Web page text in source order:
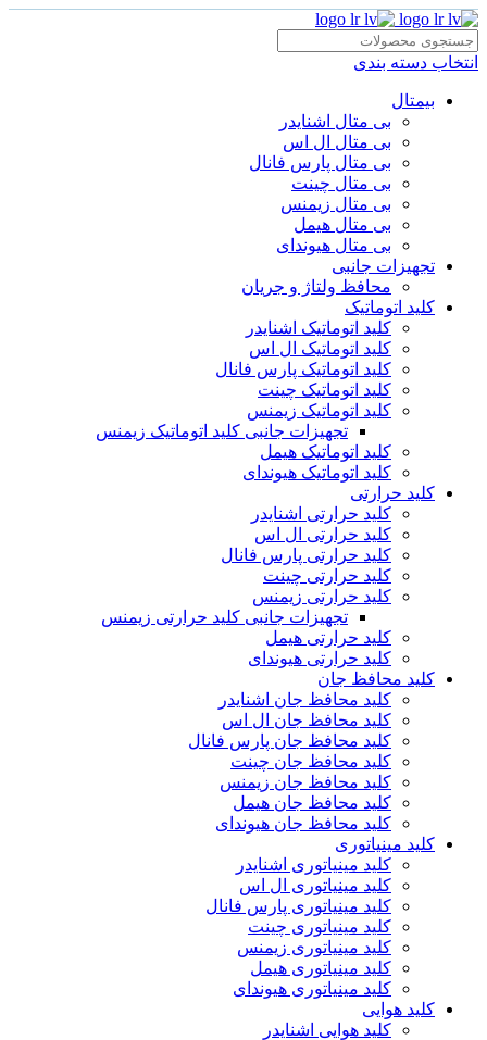
انتخاب دسته بندی
بیمتال
بی متال اشنایدر
بی متال ال اس
بی متال پارس فانال
بی متال چینت
بی متال زیمنس
بی متال هیمل
بی متال هیوندای
تجهیزات جانبی
محافظ ولتاژ و‌ جریان
کلید اتوماتیک
کلید اتوماتیک اشنایدر
کلید اتوماتیک ال اس
کلید اتوماتیک پارس فانال
کلید اتوماتیک چینت
کلید اتوماتیک زیمنس
تجهیزات جانبی کلید اتوماتیک زیمنس
کلید اتوماتیک هیمل
کلید اتوماتیک هیوندای
کلید حرارتی
کلید حرارتی اشنایدر
کلید حرارتی ال اس
کلید حرارتی پارس فانال
کلید حرارتی چینت
کلید حرارتی زیمنس
تجهیزات جانبی کلید حرارتی زیمنس
کلید حرارتی هیمل
کلید حرارتی هیوندای
کلید محافظ جان
کلید محافظ جان اشنایدر
کلید محافظ جان ال اس
کلید محافظ جان پارس فانال
کلید محافظ جان چینت
کلید محافظ جان زیمنس
کلید محافظ جان هیمل
کلید محافظ جان هیوندای
کلید مینیاتوری
کلید مینیاتوری اشنایدر
کلید مینیاتوری ال اس
کلید مینیاتوری پارس فانال
کلید مینیاتوری چینت
کلید مینیاتوری زیمنس
کلید مینیاتوری هیمل
کلید مینیاتوری هیوندای
کلید هوایی
کلید هوایی اشنایدر